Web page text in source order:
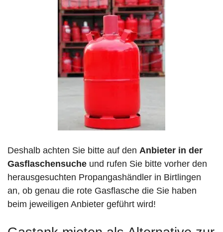
Deshalb achten Sie bitte auf den Anbieter in der
Gasflaschensuche und rufen Sie bitte vorher den
herausgesuchten Propangashändler in Birtlingen
an, ob genau die rote Gasflasche die Sie haben
beim jeweiligen Anbieter geführt wird!